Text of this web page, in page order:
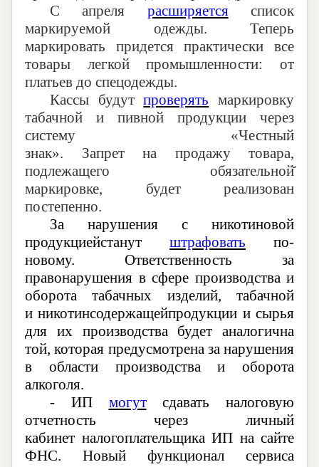
С апреля расширяетсясписок
маркируемой одежды. Теперь
маркировать придется практически все
товары легкой промышленности: от
платьев до спецодежды.
Кассы будутпроверять маркировку
табачной и пивной продукции через
систему «Честный
знак». Запрет на продажутовара,
подлежащего обязательной
маркировке, будет реализован
постепенно.
За нарушения с никотиновой
продукциейстанут штрафовать по-
новому. Ответственность за
правонарушения в сфере производства и
оборота табачных изделий, табачной
иникотинсодержащейпродукции и сырья
для их производства будет аналогична
той, которая предусмотрена за нарушения
в области производства и оборота
алкоголя.
- ИП могутсдавать налоговую
отчетность через личный
кабинет налогоплательщика ИП на сайте
ФНС. Новый функционал сервиса